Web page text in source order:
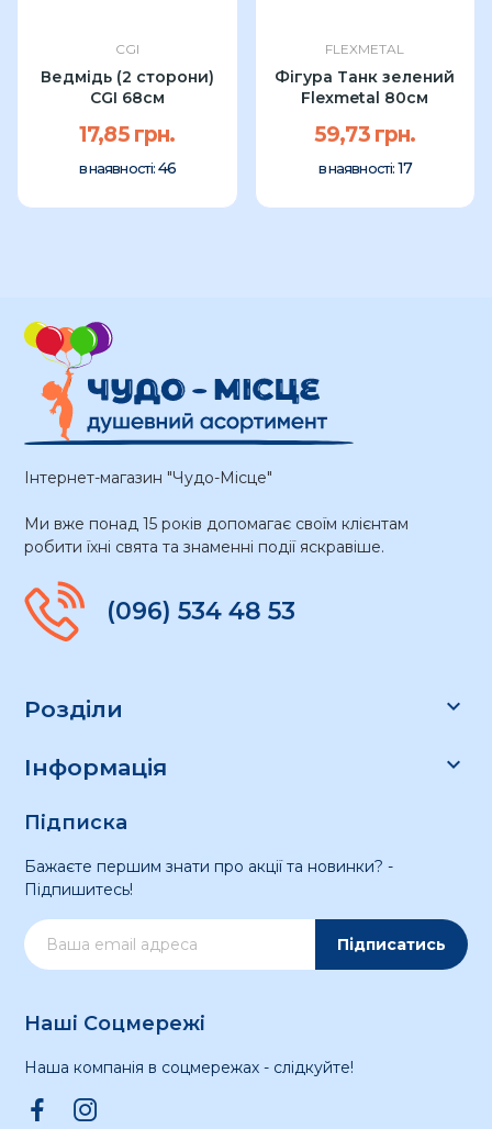
CGI
Ведмідь (2 сторони)
CGI 68см
17,85 грн.
в наявності: 46
FLEXMETAL
Фігура Танк зелений
Flexmetal 80см
59,73 грн.
в наявності: 17
Інтернет-магазин "Чудо-Місце"
Ми вже понад 15 років допомагає своїм клієнтам
робити їхні свята та знаменні події яскравіше.
(096) 534 48 53
Розділи 
Інформація 
Підписка
Бажаєте першим знати про акції та новинки? -
Підпишитесь!
Підписатись
Наші Соцмережі
Наша компанія в соцмережах - слідкуйте!